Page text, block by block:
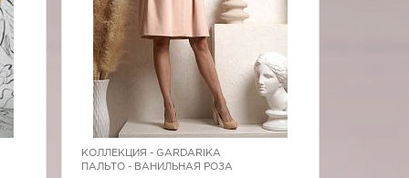
КОЛЛЕКЦИЯ - GARDARIKA
ПАЛЬТО - ВАНИЛЬНАЯ РОЗА